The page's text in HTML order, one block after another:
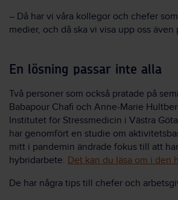
– Då har vi våra kollegor och chefer
medier, och då ska vi visa upp oss även
En lösning passar inte alla
Två personer som också pratade på
Babapour Chafi och Anne-Marie
Institutet för Stressmedicin i Västra
har genomfört en studie om
mitt i pandemin ändrade fokus till att
hybridarbete. Det kan du läsa om i den
De har några tips till chefer och